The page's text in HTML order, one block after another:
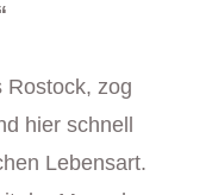
Rostock, zog
hier schnell
Lebensart.